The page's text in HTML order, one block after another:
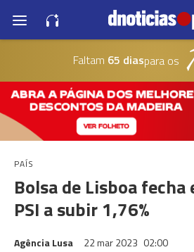
Faltam 65 diaspara os
PAÍS
Bolsa de Lisboa fecha
PSI a subir 1,76%
Agência Lusa 22 mar 2023 02:00